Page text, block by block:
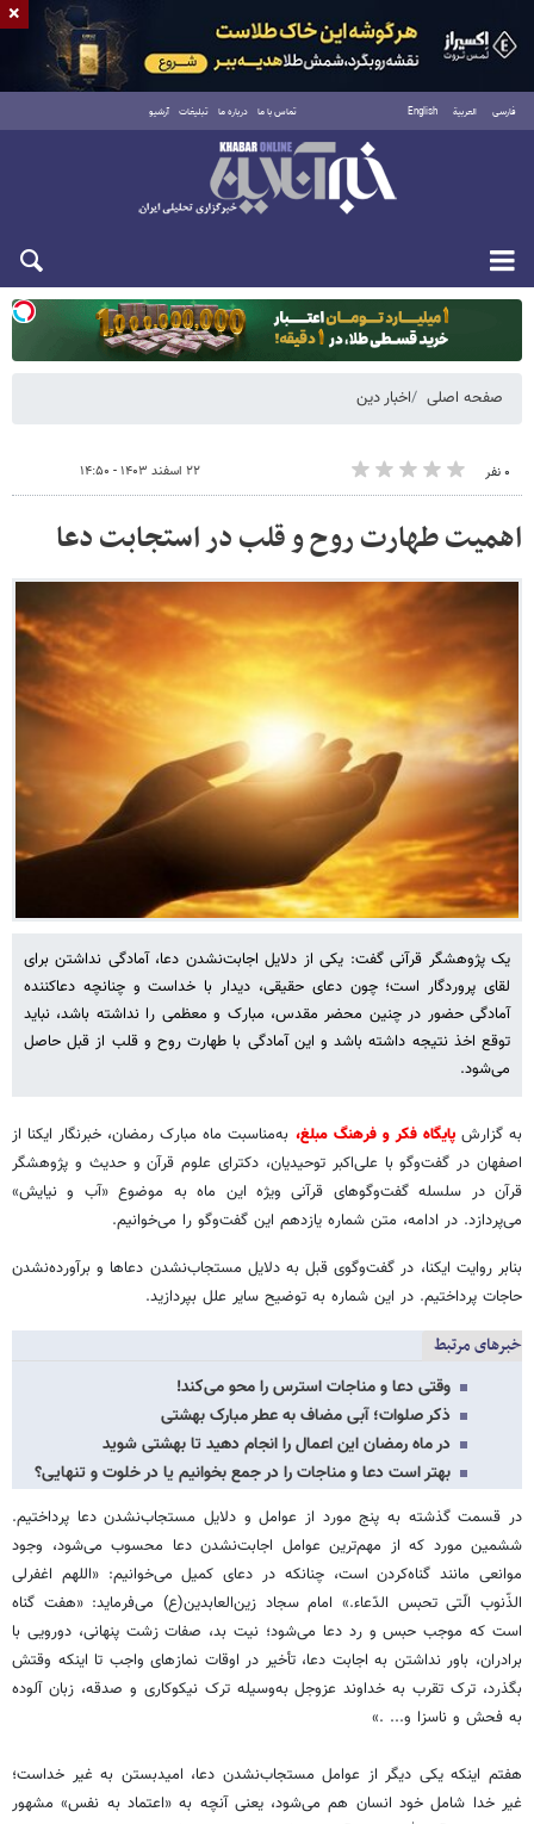
فارسی العربية English تماس با ما درباره ما تبلیغات آرشیو
یکشنبه ۱۸ مرداد ۱۴۰۵
صفحه اصلی اخبار دین
۰ نفر ۲۲ اسفند ۱۴۰۳ - ۱۴:۵۰
اهمیت طهارت روح و قلب در استجابت دعا
یک پژوهشگر قرآنی گفت: یکی از دلایل اجابت‌نشدن دعا، آمادگی‌ نداشتن برای
لقای پروردگار است؛ چون دعای حقیقی، دیدار با خداست و چنانچه دعاکننده
آمادگی حضور در چنین محضر مقدس، مبارک و معظمی را نداشته باشد، نباید
توقع اخذ نتیجه داشته باشد و این آمادگی با طهارت روح و قلب از قبل حاصل
می‌شود.
به گزارشپایگاه فکر و فرهنگ مبلغ، به‌مناسبت ماه مبارک رمضان، خبرنگار ایکنا از
اصفهان در گفت‌وگو با علی‌اکبر توحیدیان، دکترای علوم قرآن و حدیث و پژوهشگر
قرآن در سلسله گفت‌وگوهای قرآنی ویژه این ماه به موضوع «آب و نیایش»
می‌پردازد. در ادامه، متن شماره یازدهم این گفت‌وگو را می‌خوانیم.
بنابر روایت ایکنا، در گفت‌وگوی قبل به دلایل مستجاب‌نشدن دعاها و برآورده‌نشدن
حاجات پرداختیم. در این شماره به توضیح سایر علل بپردازید.
خبرهای مرتبط
وقتی دعا و مناجات استرس را محو می‌کند!
ذکر صلوات؛ آبی مضاف به عطر مبارک بهشتی
در ماه رمضان این اعمال را انجام دهید تا بهشتی شوید
بهتر است دعا و مناجات را در جمع بخوانیم یا در خلوت و تنهایی؟
در قسمت گذشته به پنج مورد از عوامل و دلایل مستجاب‌نشدن دعا پرداختیم.
ششمین مورد که از مهم‌ترین عوامل اجابت‌نشدن دعا محسوب می‌شود، وجود
موانعی مانند گناه‌کردن است، چنانکه در دعای کمیل می‌خوانیم: «اللهم اغفرلی
الذّنوب الّتی تحبس الدّعاء.» امام سجاد زین‌العابدین(ع) می‌فرماید: «هفت گناه
است که موجب حبس و رد دعا می‌شود؛ نیت بد، صفات زشت پنهانی، دورویی با
برادران، باور نداشتن به اجابت دعا، تأخیر در اوقات نمازهای واجب تا اینکه وقتش
بگذرد، ترک تقرب به خداوند عزوجل به‌وسیله ترک نیکوکاری و صدقه، زبان آلوده
به فحش و ناسزا و... .»
هفتم اینکه یکی دیگر از عوامل مستجاب‌نشدن دعا، امیدبستن به غیر خداست؛
غیر خدا شامل خود انسان هم می‌شود، یعنی آنچه به «اعتماد به نفس» مشهور
×